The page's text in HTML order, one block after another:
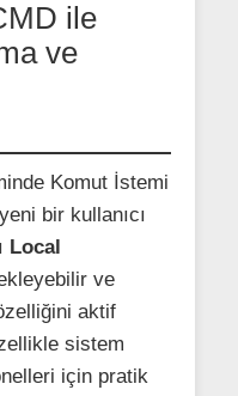
ile
ve
Komut İstemi
bir kullanıcı
Local
ve
aktif
sistem
için pratik